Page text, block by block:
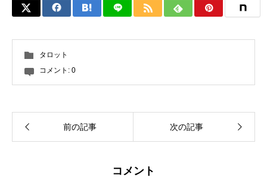
タロット
コメント: 0
前の記事 次の記事
コメント